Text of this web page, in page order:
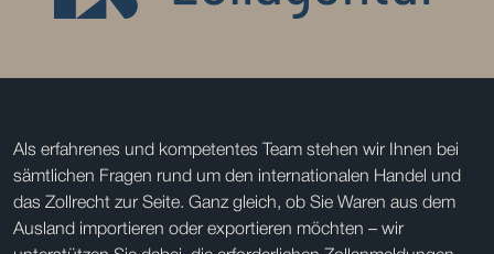
Als erfahrenes und kompetentes Team stehen wir Ihnen bei
sämtlichen Fragen rund um den internationalen Handel und
das Zollrecht zur Seite. Ganz gleich, ob Sie Waren aus dem
Ausland importieren oder exportieren möchten – wir